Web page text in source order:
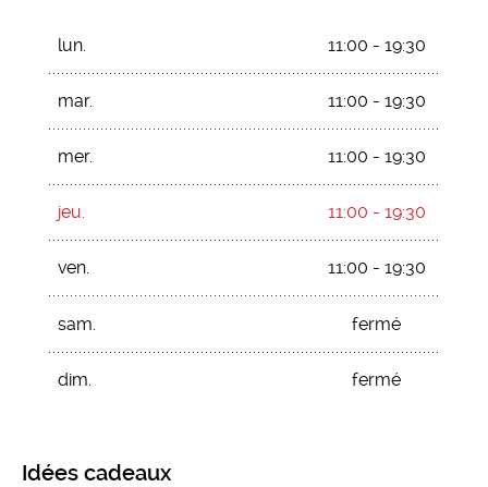
lun. 11:00 - 19:30
mar. 11:00 - 19:30
mer. 11:00 - 19:30
jeu. 11:00 - 19:30
ven. 11:00 - 19:30
sam. fermé
dim. fermé
Idées cadeaux